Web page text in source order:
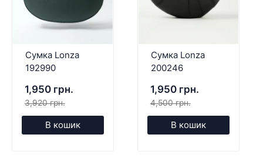
Сумка Lonza
192990
1,950 грн.
3,920 грн.
В кошик
Сумка Lonza
200246
1,950 грн.
4,500 грн.
В кошик